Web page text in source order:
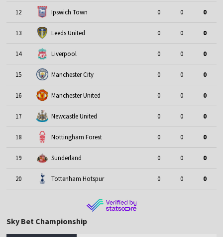
12 Ipswich Town 0 0 0
13 Leeds United 0 0 0
14 Liverpool 0 0 0
15 Manchester City 0 0 0
16 Manchester United 0 0 0
17 Newcastle United 0 0 0
18 Nottingham Forest 0 0 0
19 Sunderland 0 0 0
20 Tottenham Hotspur 0 0 0
Sky Bet Championship